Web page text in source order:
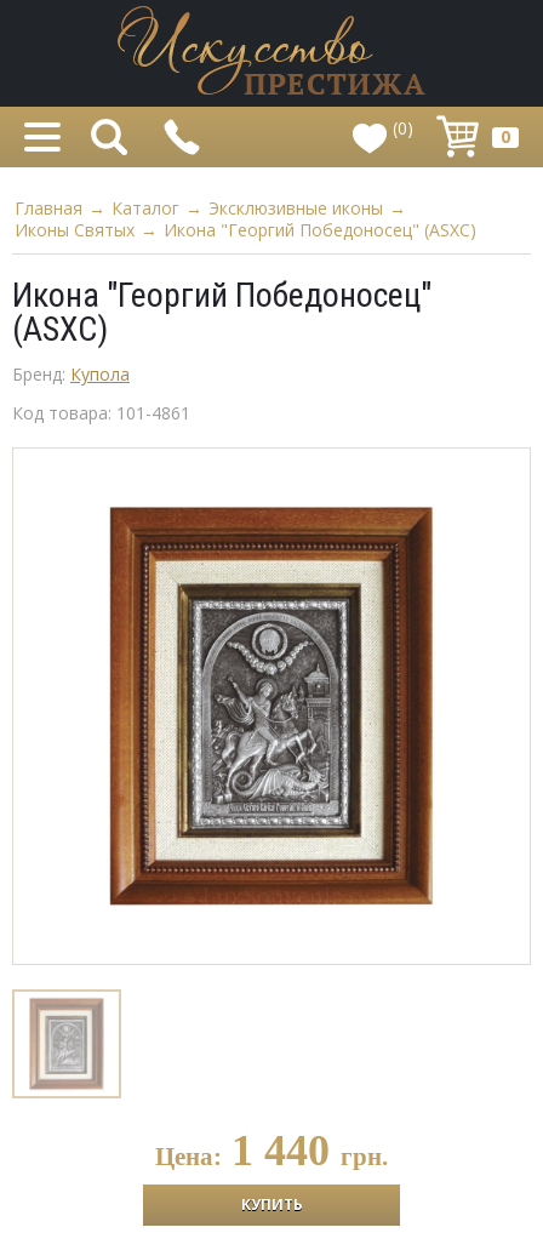
(0) 0
Главная → Каталог → Эксклюзивные иконы →
Иконы Святых → Икона "Георгий Победоносец" (ASXC)
Икона "Георгий Победоносец"
(ASXC)
Бренд: Купола
Код товара: 101-4861
Цена: 1 440 грн.